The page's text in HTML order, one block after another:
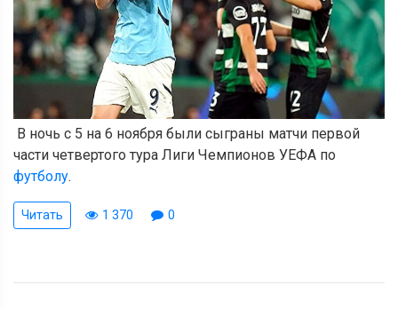
В ночь с 5 на 6 ноября были сыграны матчи первой
части четвертого тура Лиги Чемпионов УЕФА по
футболу.
Читать 1 370 0